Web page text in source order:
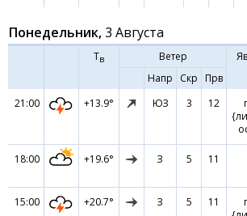
Понедельник, 3 Августа
Тв Ветер
Напр
Скр Прв
21:00
+13.9° ЮЗ 3 12
18:00 +19.6° З 5 11
15:00 +20.7° З 5 11